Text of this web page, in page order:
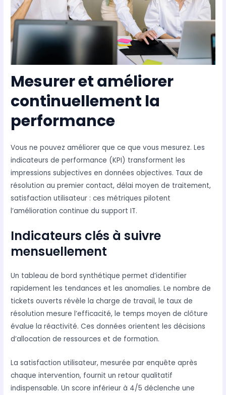
Mesurer et améliorer
continuellement la
performance
Vous ne pouvez améliorer que ce que vous mesurez. Les
indicateurs de performance (KPI) transforment les
impressions subjectives en données objectives. Taux de
résolution au premier contact, délai moyen de traitement,
satisfaction utilisateur : ces métriques pilotent
l’amélioration continue du support IT.
Indicateurs clés à suivre
mensuellement
Un tableau de bord synthétique permet d’identifier
rapidement les tendances et les anomalies. Le nombre de
tickets ouverts révèle la charge de travail, le taux de
résolution mesure l’efficacité, le temps moyen de clôture
évalue la réactivité. Ces données orientent les décisions
d’allocation de ressources et de formation.
La satisfaction utilisateur, mesurée par enquête après
chaque intervention, fournit un retour qualitatif
indispensable. Un score inférieur à 4/5 déclenche une